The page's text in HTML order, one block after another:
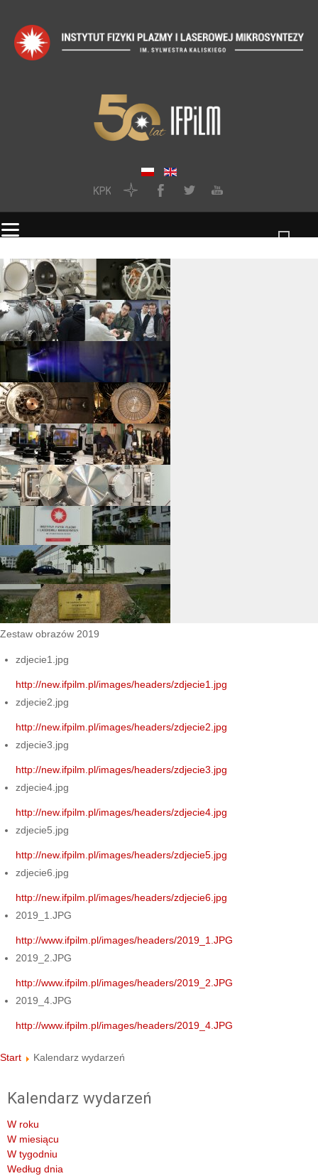
Zestaw obrazów 2019
zdjecie1.jpg
http://new.ifpilm.pl/images/headers/zdjecie1.jpg
zdjecie2.jpg
http://new.ifpilm.pl/images/headers/zdjecie2.jpg
zdjecie3.jpg
http://new.ifpilm.pl/images/headers/zdjecie3.jpg
zdjecie4.jpg
http://new.ifpilm.pl/images/headers/zdjecie4.jpg
zdjecie5.jpg
http://new.ifpilm.pl/images/headers/zdjecie5.jpg
zdjecie6.jpg
http://new.ifpilm.pl/images/headers/zdjecie6.jpg
2019_1.JPG
http://www.ifpilm.pl/images/headers/2019_1.JPG
2019_2.JPG
http://www.ifpilm.pl/images/headers/2019_2.JPG
2019_4.JPG
http://www.ifpilm.pl/images/headers/2019_4.JPG
Start Kalendarz wydarzeń
Kalendarz wydarzeń
W roku
W miesiącu
W tygodniu
Według dnia